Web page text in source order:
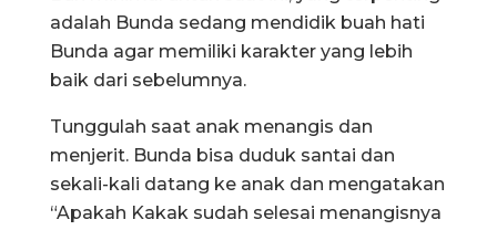
adalah Bunda sedang mendidik buah hati
Bunda agar memiliki karakter yang lebih
baik dari sebelumnya.
Tunggulah saat anak menangis dan
menjerit. Bunda bisa duduk santai dan
sekali-kali datang ke anak dan mengatakan
“Apakah Kakak sudah selesai menangisnya